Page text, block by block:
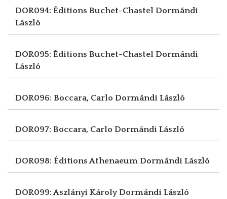
DOR094: Éditions Buchet-Chastel Dormándi
László
DOR095: Éditions Buchet-Chastel Dormándi
László
DOR096: Boccara, Carlo Dormándi László
DOR097: Boccara, Carlo Dormándi László
DOR098: Éditions Athenaeum Dormándi László
DOR099: Aszlányi KárolyDormándi László